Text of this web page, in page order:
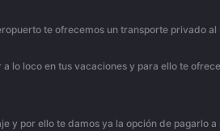
te ofrecemos un transporte privado
lo loco en tus vacaciones y para ello te
y por ello te damos ya la opción de pagarlo